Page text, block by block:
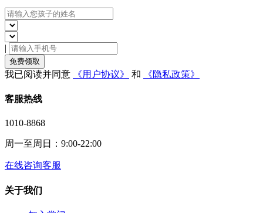
|
免费领取
我已阅读并同意 《用户协议》 和 《隐私政策》
客服热线
1010-8868
周一至周日：9:00-22:00
在线咨询客服
关于我们